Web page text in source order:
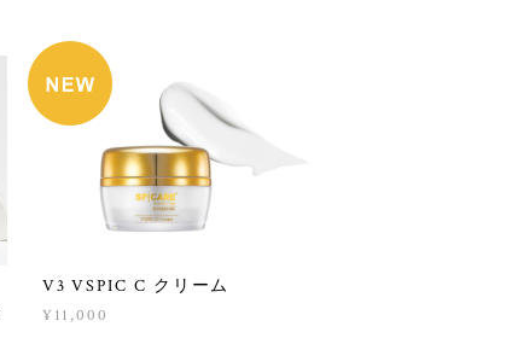
V3 VSPIC C クリーム
¥11,000